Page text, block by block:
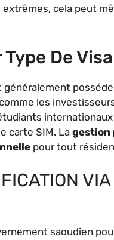
cela peut
De Visa
les
internationaux
carte SIM. La gestion
pour tout
VIA
saoudien